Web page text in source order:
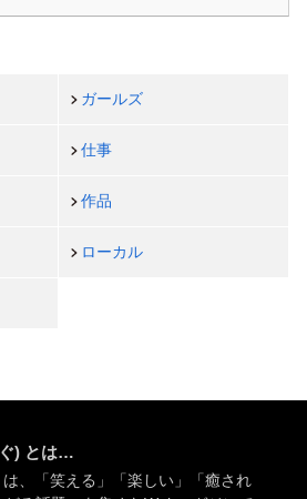
ガールズ
仕事
作品
ローカル
) とは…
、「笑える」「楽しい」「癒され